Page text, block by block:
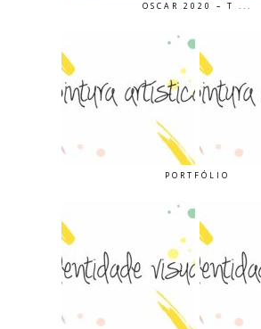
OSCAR 2020 – T ...
PORTFÓLIO